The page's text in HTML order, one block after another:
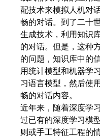
配技术来模拟人机对
畅的对话。到了二十
生成技术，利用知识
的对话。但是，这种
的问题，知识库中的
用统计模型和机器学
习语言模型，然后使
畅的对话内容。
近年来，随着深度学
过已有的深度学习模
则或手工特征工程的